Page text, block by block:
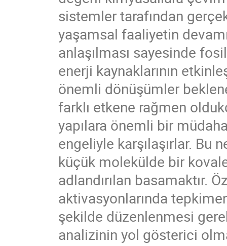
sistemler tarafından
yaşamsal faaliyetin
anlaşılması sayesinde fosil
enerji kaynaklarının
önemli dönüşümler
farklı etkene rağmen
yapılara önemli bir
engeliyle karşılaşırlar. Bu
küçük molekülde bir
adlandırılan basamaktır.
aktivasyonlarında
şekilde düzenlenmesi
analizinin yol gösterici